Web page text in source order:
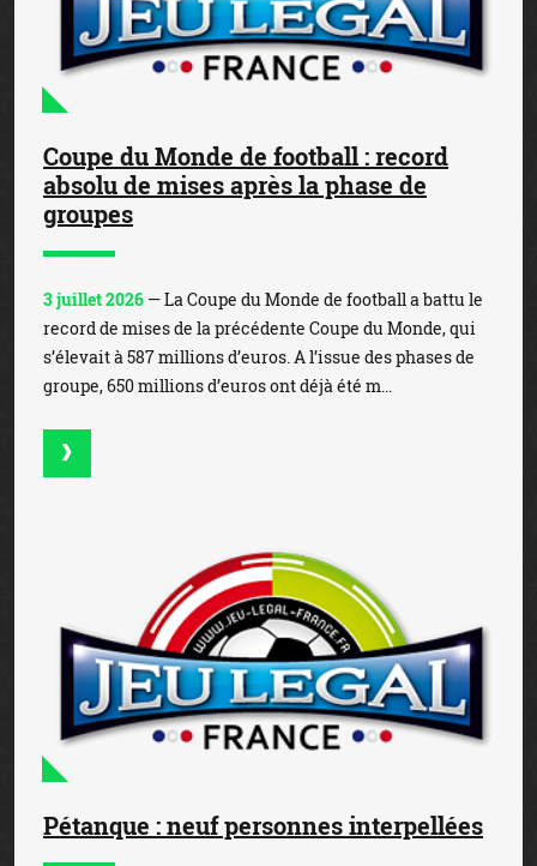
Coupe du Monde de football : record
absolu de mises après la phase de
groupes
3 juillet 2026 — La Coupe du Monde de football a battu le
record de mises de la précédente Coupe du Monde, qui
s’élevait à 587 millions d’euros. A l’issue des phases de
groupe, 650 millions d’euros ont déjà été m...
Pétanque : neuf personnes interpellées